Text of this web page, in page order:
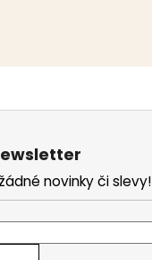
novinky či slevy!